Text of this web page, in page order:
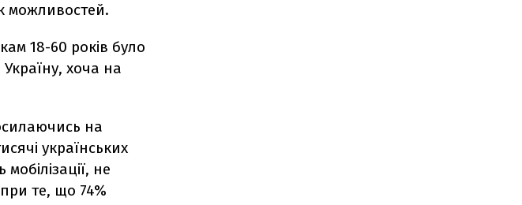
можливостей.
18-60 років було
хоча на
на
українських
не
те, що 74%